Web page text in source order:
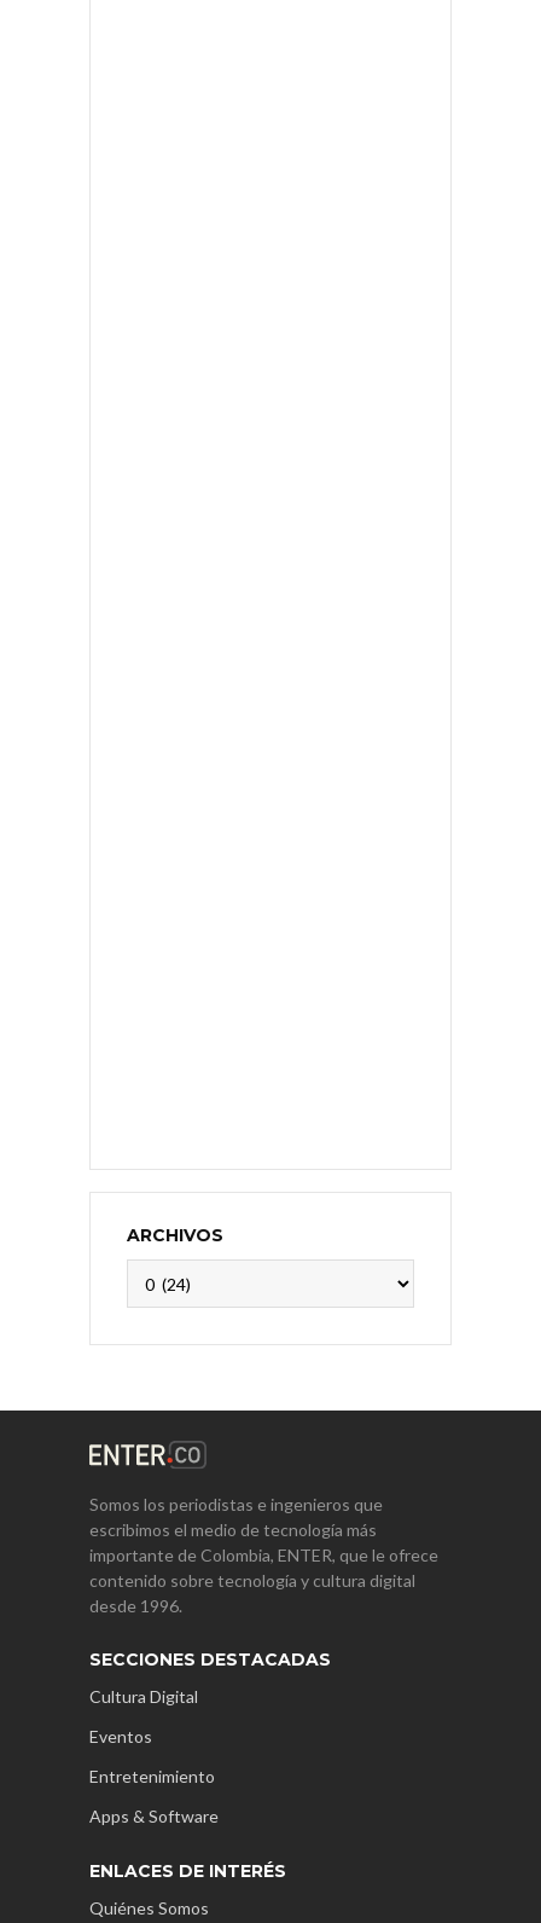
ARCHIVOS
Somos los periodistas e ingenieros que
escribimos el medio de tecnología más
importante de Colombia, ENTER, que le ofrece
contenido sobre tecnología y cultura digital
desde 1996.
SECCIONES DESTACADAS
Cultura Digital
Eventos
Entretenimiento
Apps & Software
ENLACES DE INTERÉS
Quiénes Somos